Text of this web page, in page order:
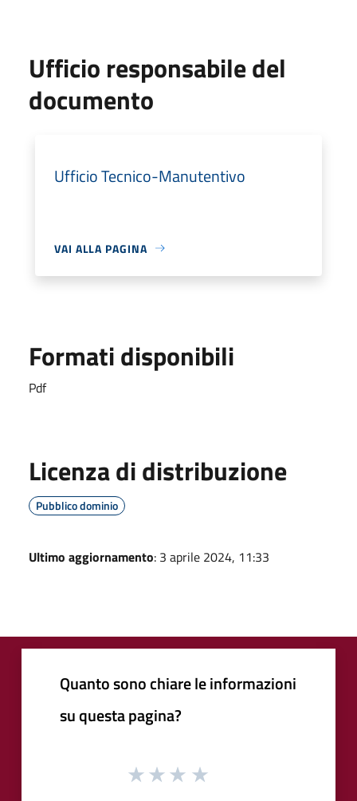
Ufficio responsabile del
documento
Ufficio Tecnico-Manutentivo
VAI ALLA PAGINA
Formati disponibili
Pdf
Licenza di distribuzione
Pubblico dominio
Ultimo aggiornamento: 3 aprile 2024, 11:33
Quanto sono chiare le informazioni
su questa pagina?